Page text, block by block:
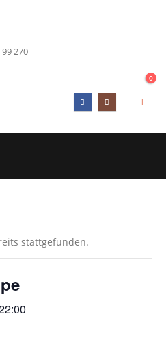
270
0
stattgefunden.